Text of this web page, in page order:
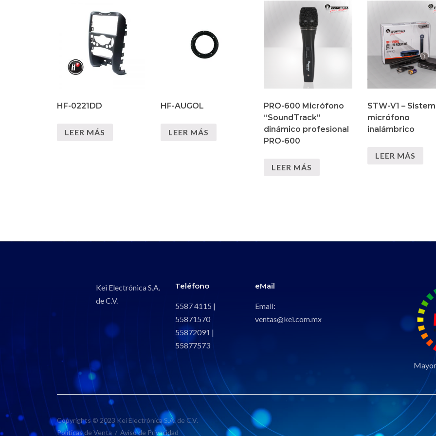
HF-0221DD
LEER MÁS
HF-AUGOL
LEER MÁS
PRO-600 Micrófono
“SoundTrack”
dinámico profesional
PRO-600
LEER MÁS
STW-V1 –
micrófono
inalámbrico
LEER MÁS
Kei Electrónica S.A.
de C.V.
Teléfono
5587 4115 |
55871570
55872091 |
55877573
eMail
Email:
ventas@kei.com.mx
Copyrights © 2023 Kei Electrónica S.A. de C.V.
Políticas de Venta / Aviso de Privacidad